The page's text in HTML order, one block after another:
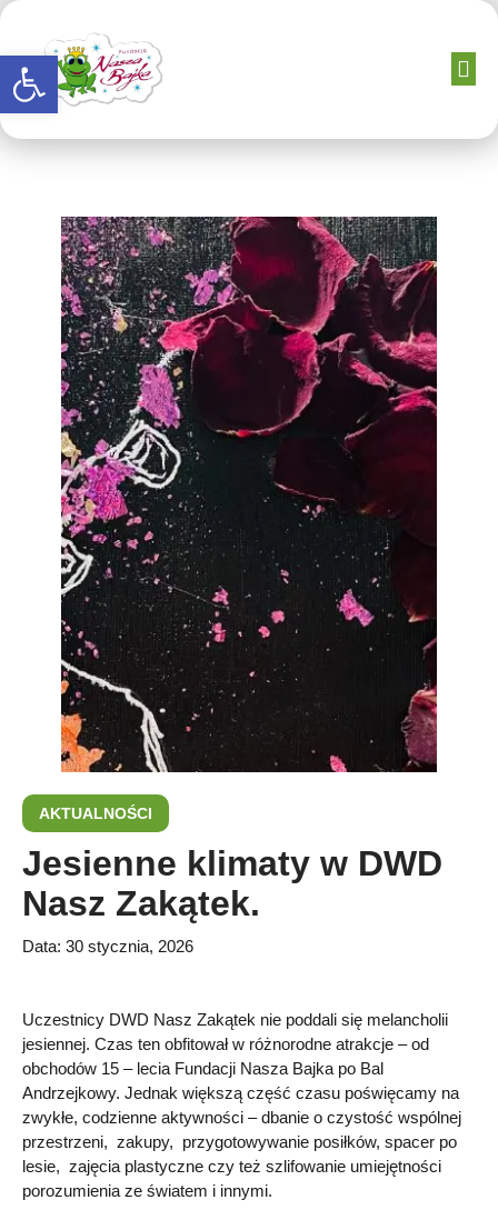
Otwórz pasek narzędzi
AKTUALNOŚCI
Jesienne klimaty w DWD
Nasz Zakątek.
Data: 30 stycznia, 2026
Uczestnicy DWD Nasz Zakątek nie poddali się melancholii
jesiennej. Czas ten obfitował w różnorodne atrakcje – od
obchodów 15 – lecia Fundacji Nasza Bajka po Bal
Andrzejkowy. Jednak większą część czasu poświęcamy na
zwykłe, codzienne aktywności – dbanie o czystość wspólnej
przestrzeni, zakupy, przygotowywanie posiłków, spacer po
lesie, zajęcia plastyczne czy też szlifowanie umiejętności
porozumienia ze światem i innymi.